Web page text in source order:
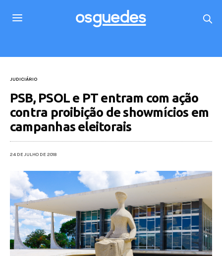
JUDICIÁRIO
PSB, PSOL e PT entram com ação
contra proibição de showmícios em
campanhas eleitorais
24 DE JULHO DE 2018